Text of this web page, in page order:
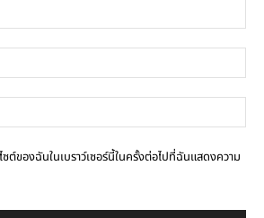
ต์ของฉันในเบราว์เซอร์นี้ในครั้งต่อไปที่ฉันแสดงความ